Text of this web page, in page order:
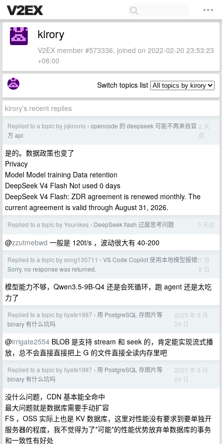
kirory
V2EX member #573336, joined on 2022-02-20 23:53:23
+08:00
Switch topics list
kirory's recent replies
Replied to a topic by jqknono › opencode 的 deepseek 可能不再来自官
方 api
2 天
前
是的。数据政策也变了
Privacy
Model Model training Data retention
DeepSeek V4 Flash Not used 0 days
DeepSeek V4 Flash: ZDR agreement is renewed monthly. The
current agreement is valid through August 31, 2026.
Replied to a topic by Younikes › DeepSeek flash 过度思考问题 3 天前
@zzutmebwd 一般是 120t/s ，波动很大有 40-200
Replied to a topic by song135711 › VS Code Copilot 使用本地模型报错:
Sorry, no response was returned.
7 月
8 日
模型能力不够，Qwen3.5-9B-Q4 还是会死循环，跑 agent 还是太吃
力了
Replied to a topic by liyafe1997 › 用 PostgreSQL 存图片等
binary 有什么坑吗
2025 年 9 月
24 日
@irrigate2554 BLOB 是支持 stream 和 seek 的，肯定能实现流式播
放，总不会直接直接把上 G 的文件直接全读内存里吧
Replied to a topic by liyafe1997 › 用 PostgreSQL 存图片等
binary 有什么坑吗
2025 年 9 月
24 日
没什么问题，CDN 基本能全命中
最大问题就是数据库需要手动扩容
FS ，OSS 实际上也是 KV 数据库，这里对性能没有要求到要单独开
服务器的程度，我不觉得为了*可能*的性能优势放弃单数据库的事务
和一致性有好处